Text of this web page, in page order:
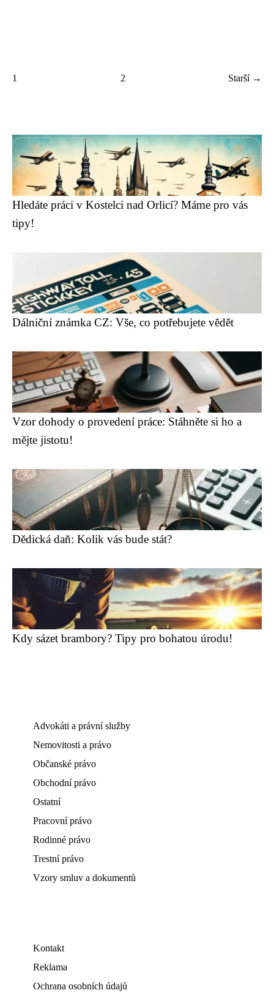
1 2 Starší →
Hledáte práci v Kostelci nad Orlicí? Máme pro vás
tipy!
Dálniční známka CZ: Vše, co potřebujete vědět
Vzor dohody o provedení práce: Stáhněte si ho a
mějte jistotu!
Dědická daň: Kolik vás bude stát?
Kdy sázet brambory? Tipy pro bohatou úrodu!
Advokáti a právní služby
Nemovitosti a právo
Občanské právo
Obchodní právo
Ostatní
Pracovní právo
Rodinné právo
Trestní právo
Vzory smluv a dokumentů
Kontakt
Reklama
Ochrana osobních údajů